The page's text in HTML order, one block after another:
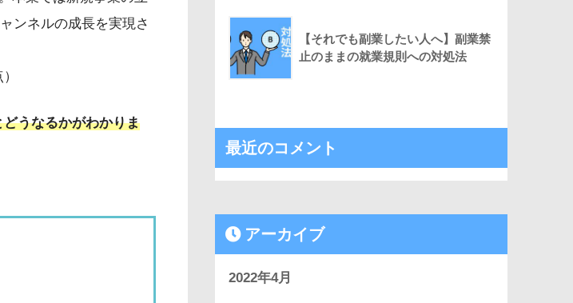
ンネルの成長を実現さ
うなるかがわかりま
【それでも副業したい人へ】副業禁
止のままの就業規則への対処法
最近のコメント
アーカイブ
2022年4月